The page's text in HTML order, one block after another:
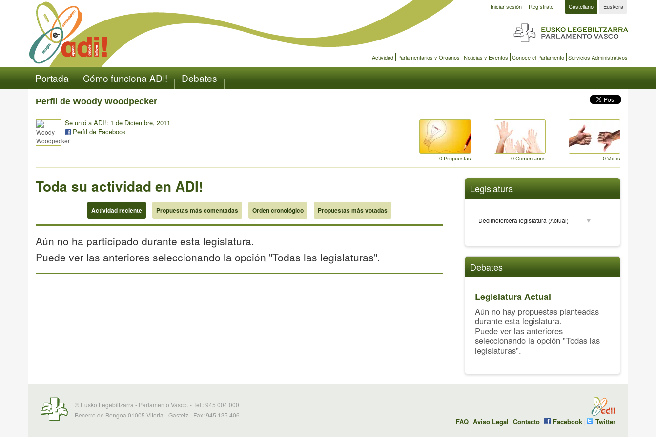
Iniciar sesión Regístrate Castellano Euskera
Actividad Parlamentarios y Órganos Noticias y Eventos Conoce el Parlamento Servicios Administrativos
Portada Cómo funciona ADI! Debates
Perfil de Woody Woodpecker
Se unió a ADI!: 1 de Diciembre, 2011
Perfil de Facebook
0 Propuestas 0 Comentarios 0 Votos
Toda su actividad en ADI!
Actividad reciente Propuestas más comentadas Orden cronológico Propuestas más votadas
Aún no ha participado durante esta legislatura.
Puede ver las anteriores seleccionando la opción "Todas las legislaturas".
Legislatura
Décimotercera legislatura (Actual)
Debates
Legislatura Actual
Aún no hay propuestas planteadas
durante esta legislatura.
Puede ver las anteriores
seleccionando la opción "Todas las
legislaturas".
© Eusko Legebiltzarra - Parlamento Vasco. - Tel.: 945 004 000
Becerro de Bengoa 01005 Vitoria - Gasteiz - Fax: 945 135 406
FAQ Aviso Legal Contacto Facebook Twitter